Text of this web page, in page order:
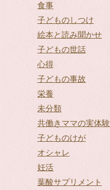
食事
子どものしつけ
絵本と読み聞かせ
子どもの世話
心得
子どもの事故
栄養
未分類
共働きママの実体験
子どものけが
オシャレ
妊活
葉酸サプリメント